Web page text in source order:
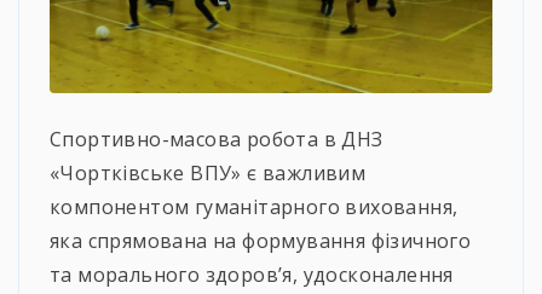
Спортивно-масова робота в ДНЗ
«Чортківське ВПУ» є важливим
компонентом гуманітарного виховання,
яка спрямована на формування фізичного
та морального здоров’я, удосконалення